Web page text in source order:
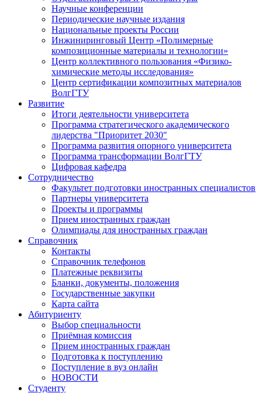
Научные конференции
Периодические научные издания
Национальные проекты России
Инжиниринговый Центр «Полимерные
композиционные материалы и технологии»
Центр коллективного пользования «Физико-
химические методы исследования»
Центр сертификации композитных материалов
ВолгГТУ
Развитие
Итоги деятельности университета
Программа стратегического академического
лидерства "Приоритет 2030"
Программа развития опорного университета
Программа трансформации ВолгГТУ
Цифровая кафедра
Сотрудничество
Факультет подготовки иностранных специалистов
Партнеры университета
Проекты и программы
Прием иностранных граждан
Олимпиады для иностранных граждан
Справочник
Контакты
Справочник телефонов
Платежные реквизиты
Бланки, документы, положения
Государственные закупки
Карта сайта
Абитуриенту
Выбор специальности
Приёмная комиссия
Прием иностранных граждан
Подготовка к поступлению
Поступление в вуз онлайн
НОВОСТИ
Студенту